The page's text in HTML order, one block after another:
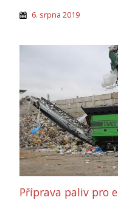
6. srpna 2019
Příprava paliv pro